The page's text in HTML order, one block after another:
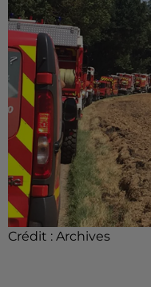
Crédit : Archives